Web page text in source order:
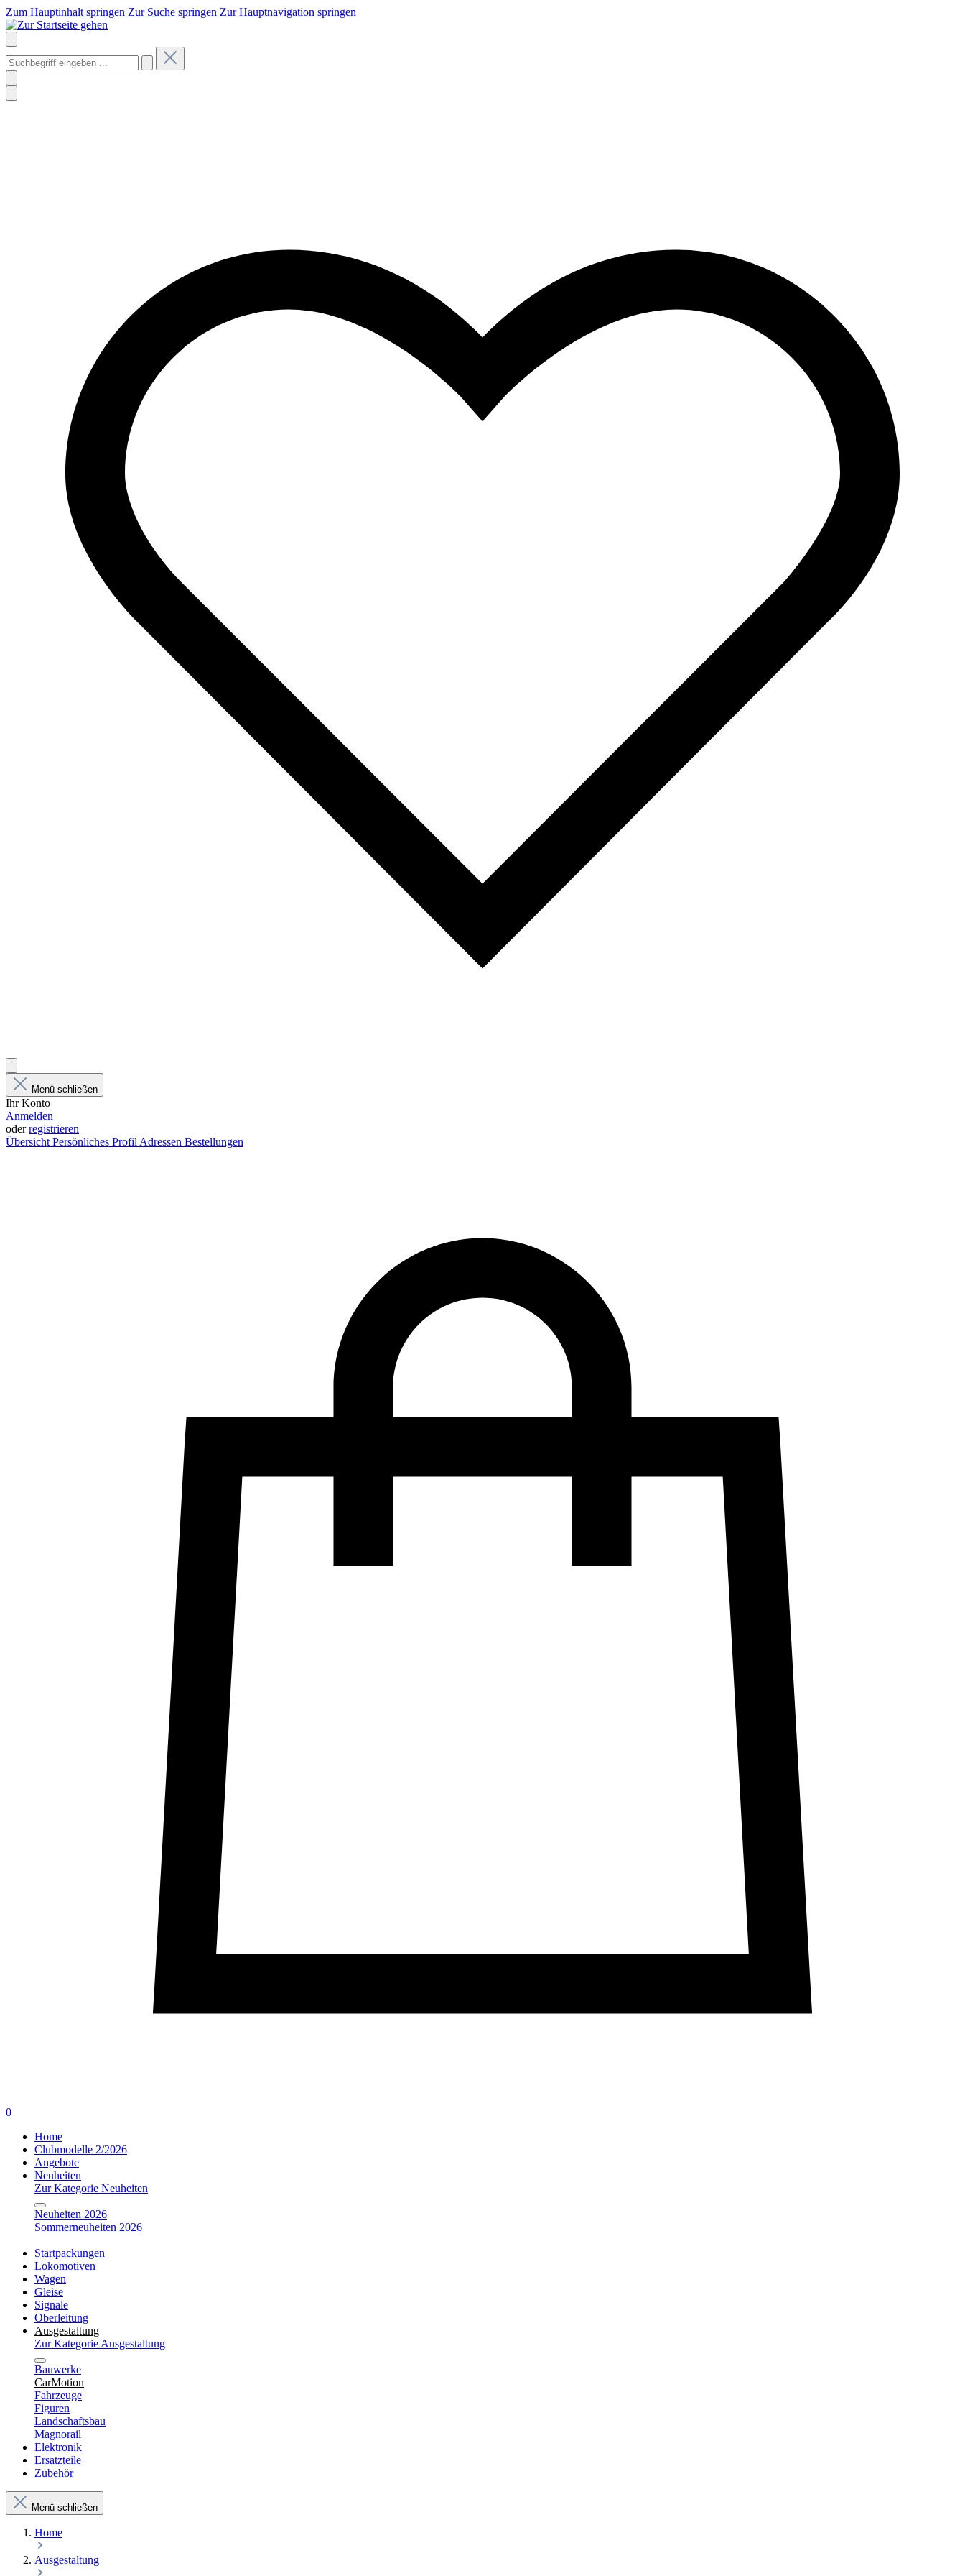
Zum Hauptinhalt springen Zur Suche springen Zur Hauptnavigation springen
Menü schließen
Ihr Konto
Anmelden
oderregistrieren
Übersicht Persönliches Profil Adressen Bestellungen
0
Home
Clubmodelle 2/2026
Angebote
Neuheiten
Zur Kategorie Neuheiten
Neuheiten 2026
Sommerneuheiten 2026
Startpackungen
Lokomotiven
Wagen
Gleise
Signale
Oberleitung
Ausgestaltung
Zur Kategorie Ausgestaltung
Bauwerke
CarMotion
Fahrzeuge
Figuren
Landschaftsbau
Magnorail
Elektronik
Ersatzteile
Zubehör
Menü schließen
Home
Ausgestaltung